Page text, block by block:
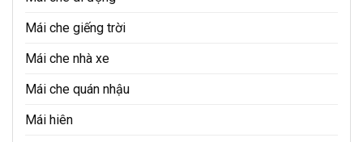
Mái che giếng trời
Mái che nhà xe
Mái che quán nhậu
Mái hiên